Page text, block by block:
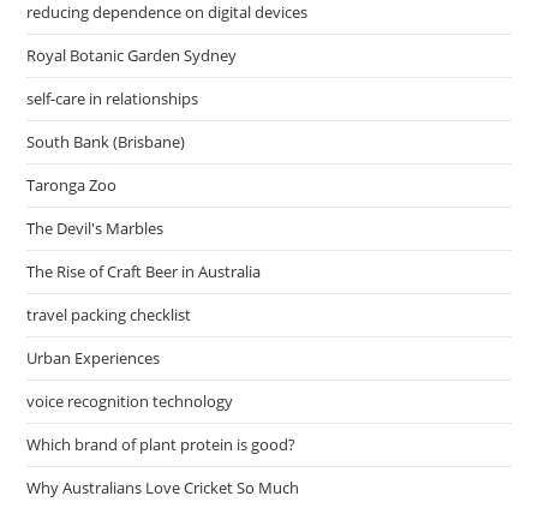
reducing dependence on digital devices
Royal Botanic Garden Sydney
self-care in relationships
South Bank (Brisbane)
Taronga Zoo
The Devil's Marbles
The Rise of Craft Beer in Australia
travel packing checklist
Urban Experiences
voice recognition technology
Which brand of plant protein is good?
Why Australians Love Cricket So Much